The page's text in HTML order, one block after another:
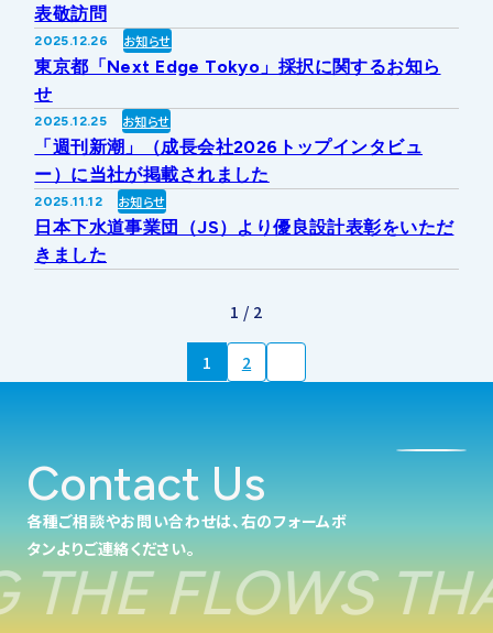
表敬訪問
2025.12.26 お知らせ
東京都「Next Edge Tokyo」採択に関するお知ら
せ
2025.12.25 お知らせ
「週刊新潮」（成長会社2026トップインタビュ
ー）に当社が掲載されました
2025.11.12 お知らせ
日本下水道事業団（JS）より優良設計表彰をいただ
きました
1 / 2
1 2
Contact Us
各種ご相談やお問い合わせは、右のフォームボ
タンよりご連絡ください。
FLOWS